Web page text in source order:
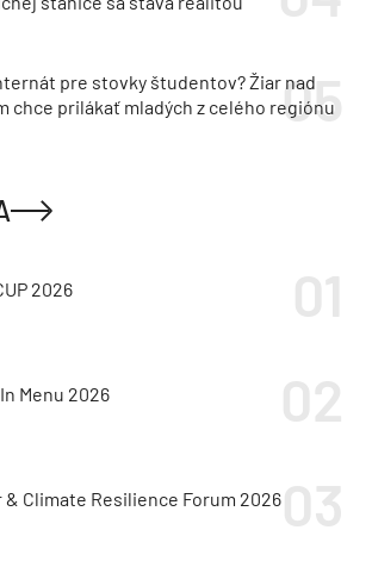
pre stovky študentov? Žiar nad
chce prilákať mladých z celého regiónu
2026
Menu 2026
& Climate Resilience Forum 2026